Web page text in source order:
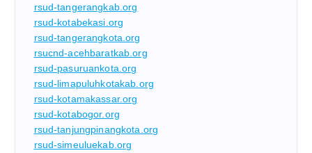
rsud-tangerangkab.org
rsud-kotabekasi.org
rsud-tangerangkota.org
rsucnd-acehbaratkab.org
rsud-pasuruankota.org
rsud-limapuluhkotakab.org
rsud-kotamakassar.org
rsud-kotabogor.org
rsud-tanjungpinangkota.org
rsud-simeuluekab.org